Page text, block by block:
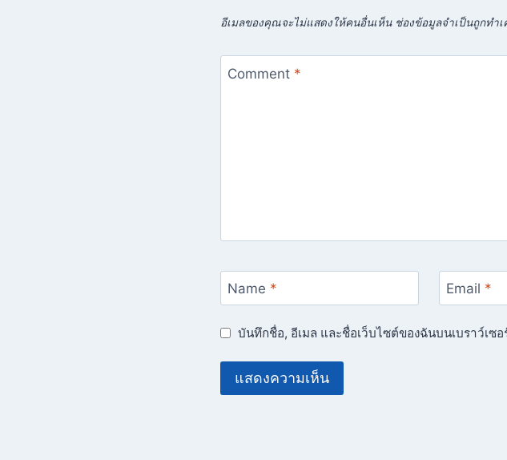
อีเมลของคุณจะไม่แสดงให้คนอื่นเห็น ช่องข้อมูลจำเป็นถูกทำ
Comment *
Name * Email *
บันทึกชื่อ, อีเมล และชื่อเว็บไซต์ของฉันบนเบราว์เซ